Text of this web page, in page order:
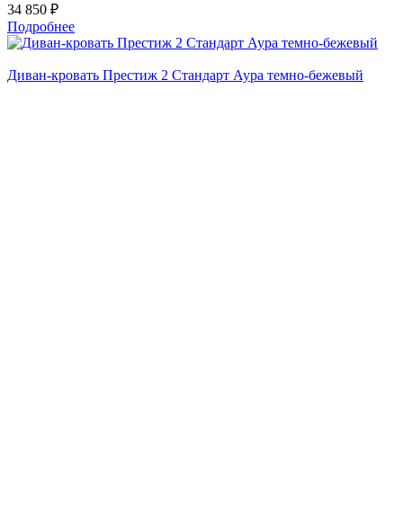
34 850 ₽
Подробнее
Диван-кровать Престиж 2 Стандарт Аура темно-бежевый